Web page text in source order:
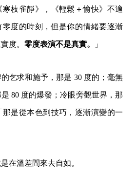
枝雀靜》，《輕鬆＋愉快》不適
度的時刻，但是你的情緒要逐漸
度。 零度表演不是真實。 」
乞求和施予，那是 30 度的；毫無
80 度的爆發；冷眼旁觀世界，那
那是從本色到技巧，逐漸演變的一
在溫差間來去自如。